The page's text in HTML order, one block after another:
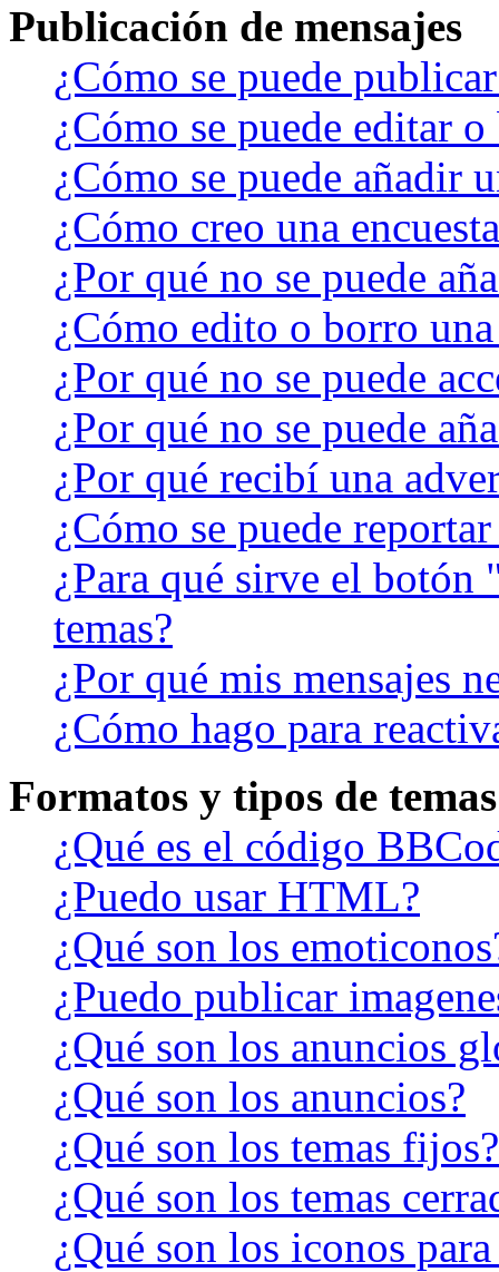
Publicación de mensajes
¿Cómo se puede
¿Cómo se puede editar
¿Cómo se puede añadir
¿Cómo creo una
¿Por qué no se puede
¿Cómo edito o borro una
¿Por qué no se puede
¿Por qué no se puede
¿Por qué recibí una
¿Cómo se puede
¿Para qué sirve el
temas?
¿Por qué mis mensajes
¿Cómo hago para
Formatos y tipos de temas
¿Qué es el código
¿Puedo usar HTML?
¿Qué son los
¿Puedo publicar
¿Qué son los anuncios
¿Qué son los anuncios?
¿Qué son los temas fijos?
¿Qué son los temas
¿Qué son los iconos